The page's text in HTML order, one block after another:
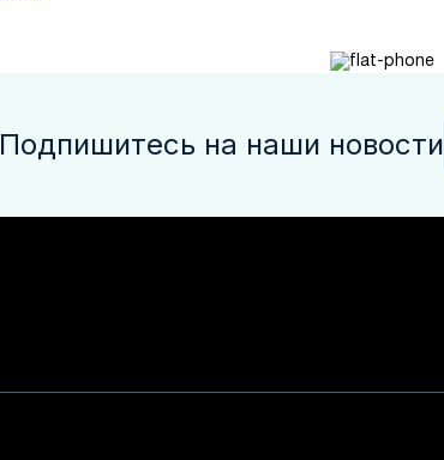
Подпишитесь на наши новости